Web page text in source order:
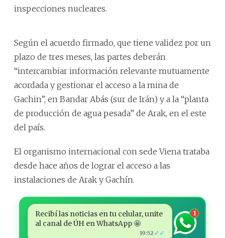
inspecciones nucleares.
Según el acuerdo firmado, que tiene validez por un
plazo de tres meses, las partes deberán
“intercambiar información relevante mutuamente
acordada y gestionar el acceso a la mina de
Gachin”, en Bandar Abás (sur de Irán) y a la “planta
de producción de agua pesada” de Arak, en el este
del país.
El organismo internacional con sede Viena trataba
desde hace años de lograr el acceso a las
instalaciones de Arak y Gachín.
Recibí las noticias en tu celular, unite
al canal de ÚH en WhatsApp 🤩
19:52 ✓✓
1